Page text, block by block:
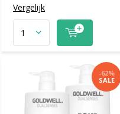
Vergelijk
-62%
SALE